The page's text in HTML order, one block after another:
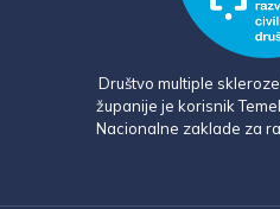
Društvo multiple
županije je korisnik
Nacionalne zaklade za